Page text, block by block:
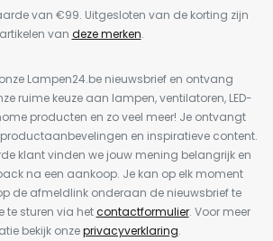
van €99. Uitgesloten van de korting zijn
artikelen van deze merken.
Lampen24.be nieuwsbrief en ontvang
ruime keuze aan lampen, ventilatoren, LED-
producten en zo veel meer! Je ontvangt
en inspiratieve content.
klant vinden we jouw mening belangrijk en
na een aankoop. Je kan op elk moment
de afmeldlink onderaan de nieuwsbrief te
te sturen via hetcontactformulier. Voor meer
bekijk onzeprivacyverklaring.